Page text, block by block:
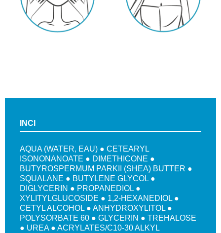
INCI
AQUA (WATER, EAU) ● CETEARYL
ISONONANOATE ● DIMETHICONE ●
BUTYROSPERMUM PARKII (SHEA) BUTTER ●
SQUALANE ● BUTYLENE GLYCOL ●
DIGLYCERIN ● PROPANEDIOL ●
XYLITYLGLUCOSIDE ● 1,2-HEXANEDIOL ●
CETYL ALCOHOL ● ANHYDROXYLITOL ●
POLYSORBATE 60 ● GLYCERIN ● TREHALOSE
● UREA ● ACRYLATES/C10-30 ALKYL